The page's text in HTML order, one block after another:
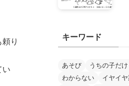
り
い
キーワード
あそび うちの子だけ
わからない
イヤイヤ